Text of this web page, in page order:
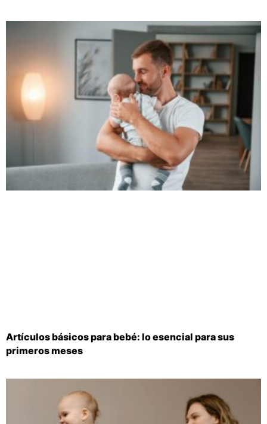
Artículos básicos para bebé: lo esencial para sus
primeros meses